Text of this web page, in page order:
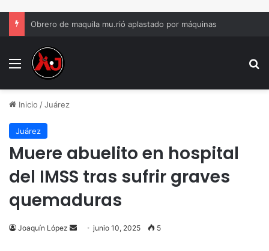
Obrero de maquila mu.rió aplastado por máquinas
Menu
Inicio /Juárez
Juárez
Muere abuelito en hospital
del IMSS tras sufrir graves
quemaduras
Joaquín López
Sendjunio 10, 2025 5